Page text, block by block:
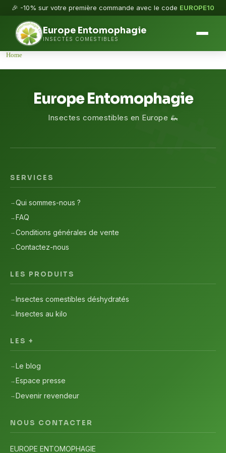
🎉 -10% sur votre première commande avec le code EUROPE10
Europe Entomophagie
INSECTES COMESTIBLES
Home
Europe Entomophagie
Insectes comestibles en Europe 🦗
SERVICES
Qui sommes-nous ?
FAQ
Conditions générales de vente
Contactez-nous
LES PRODUITS
Insectes comestibles déshydratés
Insectes au kilo
LES +
Le blog
Espace presse
Devenir revendeur
NOUS CONTACTER
EUROPE ENTOMOPHAGIE